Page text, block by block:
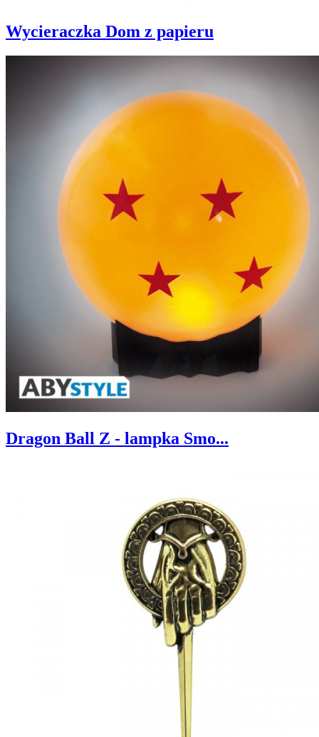
Wycieraczka Dom z papieru
Dragon Ball Z - lampka Smo...